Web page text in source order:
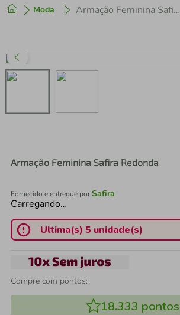
Moda Armação Feminina Safira Redonda
Armação Feminina Safira Redonda
Fornecido e entregue porSafira
Carregando…
Última(s) 5 unidade(s)
Compre com pontos:
18.333 pontos
2º cafeteira